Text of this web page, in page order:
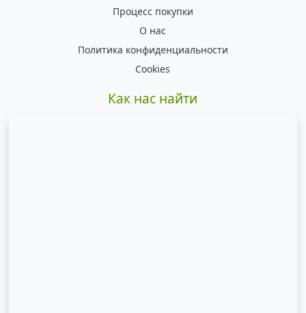
Процесс покупки
О нас
Политика конфиденциальности
Cookies
Как нас найти